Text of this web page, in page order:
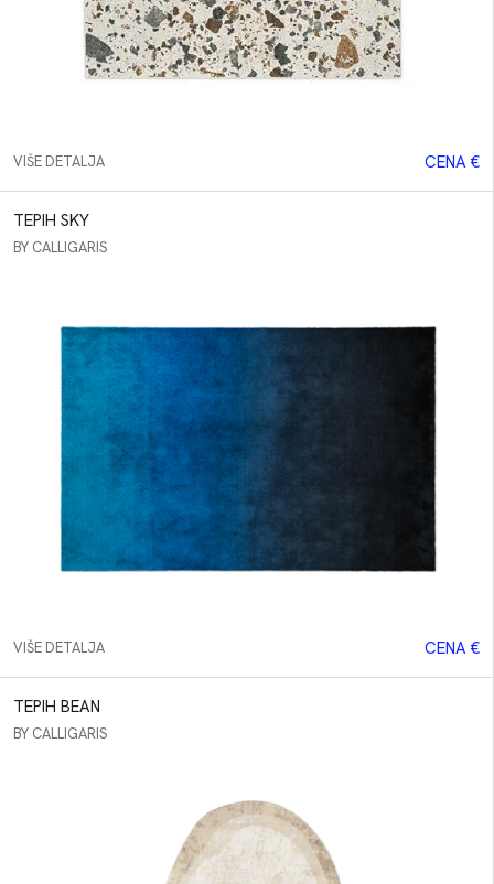
Connubia
VIŠE DETALJA CENA €
TEPIH SKY
BY CALLIGARIS
VIŠE DETALJA CENA €
TEPIH BEAN
BY CALLIGARIS